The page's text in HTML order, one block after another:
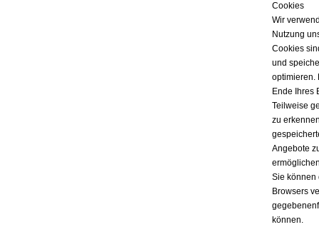
Cookies
Wir
Nutzung
Cookies
und
optimieren.
Ende Ihres
Teilweise
zu
Angebote
Sie können
Browsers
können.